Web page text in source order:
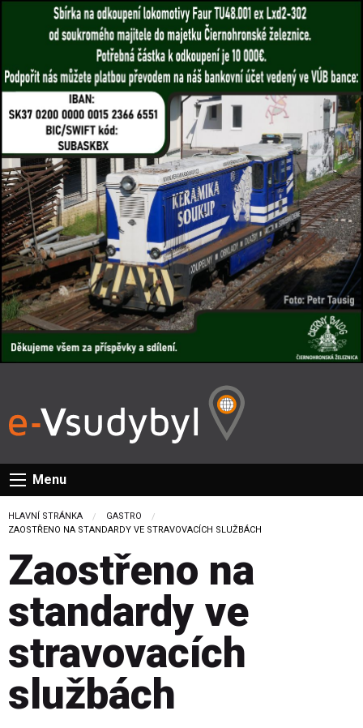
Menu
HLAVNÍ STRÁNKA
GASTRO
CURRENT:
ZAOSTŘENO NA STANDARDY VE STRAVOVACÍCH SLUŽBÁCH
Zaostřeno na
standardy ve
stravovacích
službách